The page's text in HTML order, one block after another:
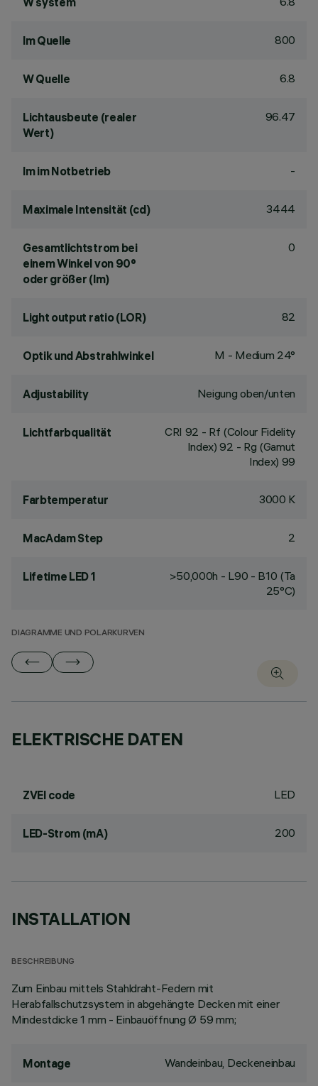
lm Quelle 800
W Quelle 6.8
Lichtausbeute (realer
Wert)
96.47
lm im Notbetrieb -
Maximale Intensität (cd) 3444
Gesamtlichtstrom bei
einem Winkel von 90°
oder größer (lm)
0
Light output ratio (LOR) 82
Optik und Abstrahlwinkel M - Medium 24°
Adjustability Neigung oben/unten
Lichtfarbqualität CRI 92 - Rf (Colour Fidelity
Index) 92 - Rg (Gamut
Index) 99
Farbtemperatur 3000 K
MacAdam Step 2
Lifetime LED 1
>50,000h - L90 - B10 (Ta
25°C)
DIAGRAMME UND POLARKURVEN
ELEKTRISCHE DATEN
ZVEI code LED
LED-Strom (mA) 200
INSTALLATION
BESCHREIBUNG
Zum Einbau mittels Stahldraht-Federn mit
Herabfallschutzsystem in abgehängte Decken mit einer
Mindestdicke 1 mm - Einbauöffnung Ø 59 mm;
Montage Wandeinbau, Deckeneinbau